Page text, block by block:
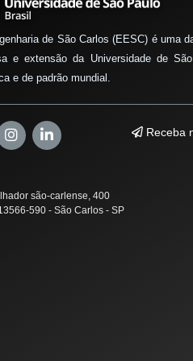
de São Carlos (EESC) é uma
e extensão da Universidade de
e de padrão mundial.
Receba
são-carlense, 400
590 - São Carlos - SP